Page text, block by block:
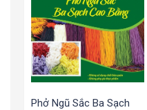
Phở Ngũ Sắc Ba Sạch